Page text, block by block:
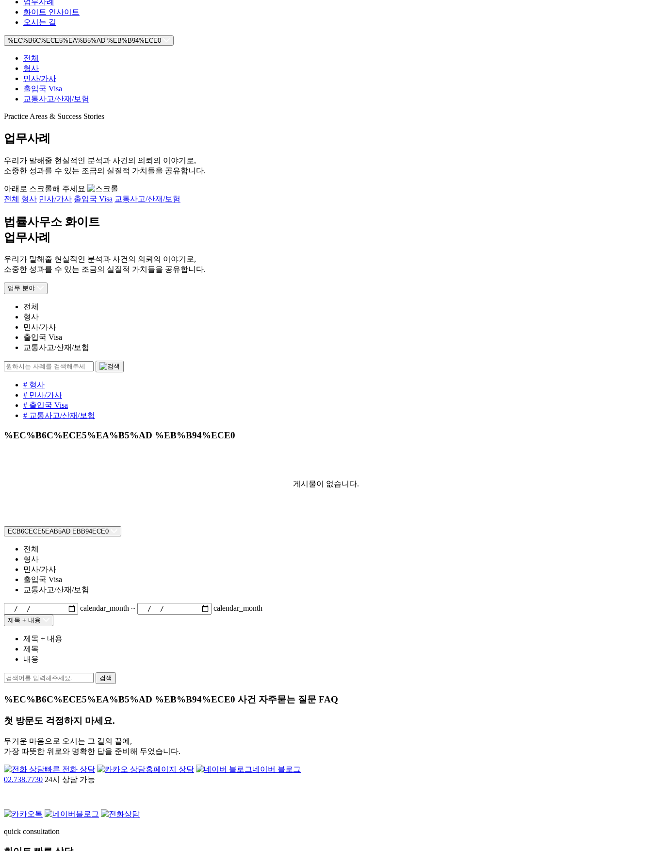
화이트 인사이트
오시는 길
%EC%B6C%ECE5%EA%B5%AD %EB%B94%ECE0
전체
형사
민사/가사
출입국 Visa
교통사고/산재/보험
Practice Areas & Success Stories
업무사례
우리가 말해줄 현실적인 분석과 사건의 의뢰의 이야기로,
소중한 성과를 수 있는 조금의 실질적 가치들을 공유합니다.
아래로 스크롤해 주세요
전체 형사 민사/가사 출입국 Visa 교통사고/산재/보험
법률사무소 화이트
업무사례
우리가 말해줄 현실적인 분석과 사건의 의뢰의 이야기로,
소중한 성과를 수 있는 조금의 실질적 가치들을 공유합니다.
업무 분야
전체
형사
민사/가사
출입국 Visa
교통사고/산재/보험
# 형사
# 민사/가사
# 출입국 Visa
# 교통사고/산재/보험
%EC%B6C%ECE5%EA%B5%AD %EB%B94%ECE0
게시물이 없습니다.
ECB6CECE5EAB5AD EBB94ECE0
전체
형사
민사/가사
출입국 Visa
교통사고/산재/보험
calendar_month ~ calendar_month
제목 + 내용
제목 + 내용
제목
내용
검색
%EC%B6C%ECE5%EA%B5%AD %EB%B94%ECE0 사건 자주묻는 질문 FAQ
첫 방문도 걱정하지 마세요.
무거운 마음으로 오시는 그 길의 끝에,
가장 따뜻한 위로와 명확한 답을 준비해 두었습니다.
빠른 전화 상담 홈페이지 상담
네이버 블로그
02.738.7730 24시 상담 가능
quick consultation